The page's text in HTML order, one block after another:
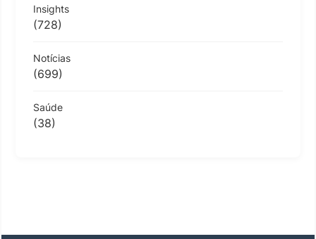
Insights
(728)
Notícias
(699)
Saúde
(38)